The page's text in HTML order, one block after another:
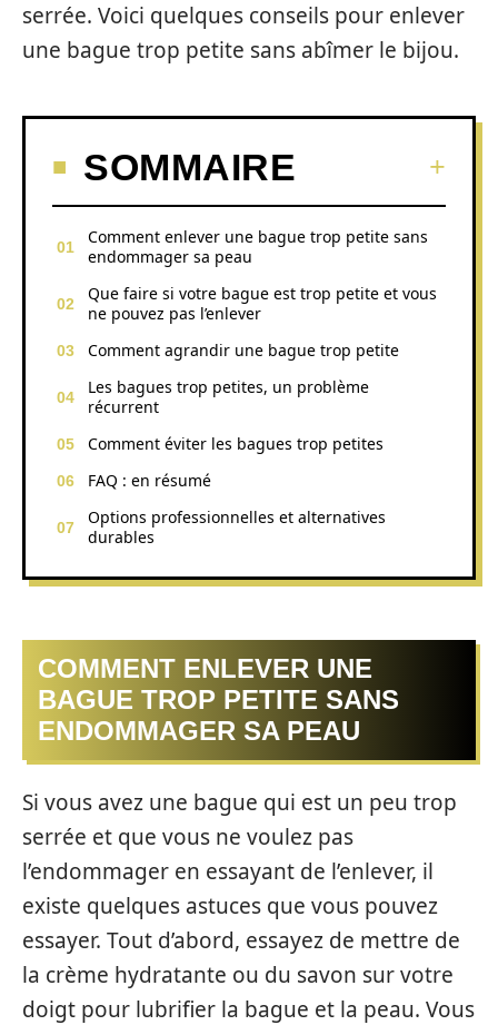
serrée. Voici quelques conseils pour enlever
une bague trop petite sans abîmer le bijou.
SOMMAIRE
Comment enlever une bague trop petite sans
endommager sa peau
Que faire si votre bague est trop petite et vous
ne pouvez pas l’enlever
Comment agrandir une bague trop petite
Les bagues trop petites, un problème
récurrent
Comment éviter les bagues trop petites
FAQ : en résumé
Options professionnelles et alternatives
durables
COMMENT ENLEVER UNE
BAGUE TROP PETITE SANS
ENDOMMAGER SA PEAU
Si vous avez une bague qui est un peu trop
serrée et que vous ne voulez pas
l’endommager en essayant de l’enlever, il
existe quelques astuces que vous pouvez
essayer. Tout d’abord, essayez de mettre de
la crème hydratante ou du savon sur votre
doigt pour lubrifier la bague et la peau. Vous